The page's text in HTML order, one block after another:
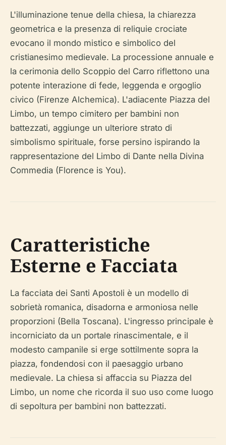
L'illuminazione tenue della chiesa, la chiarezza
geometrica e la presenza di reliquie crociate
evocano il mondo mistico e simbolico del
cristianesimo medievale. La processione annuale e
la cerimonia dello Scoppio del Carro riflettono una
potente interazione di fede, leggenda e orgoglio
civico (Firenze Alchemica). L'adiacente Piazza del
Limbo, un tempo cimitero per bambini non
battezzati, aggiunge un ulteriore strato di
simbolismo spirituale, forse persino ispirando la
rappresentazione del Limbo di Dante nella Divina
Commedia (Florence is You).
Caratteristiche
Esterne e Facciata
La facciata dei Santi Apostoli è un modello di
sobrietà romanica, disadorna e armoniosa nelle
proporzioni (Bella Toscana). L'ingresso principale è
incorniciato da un portale rinascimentale, e il
modesto campanile si erge sottilmente sopra la
piazza, fondendosi con il paesaggio urbano
medievale. La chiesa si affaccia su Piazza del
Limbo, un nome che ricorda il suo uso come luogo
di sepoltura per bambini non battezzati.